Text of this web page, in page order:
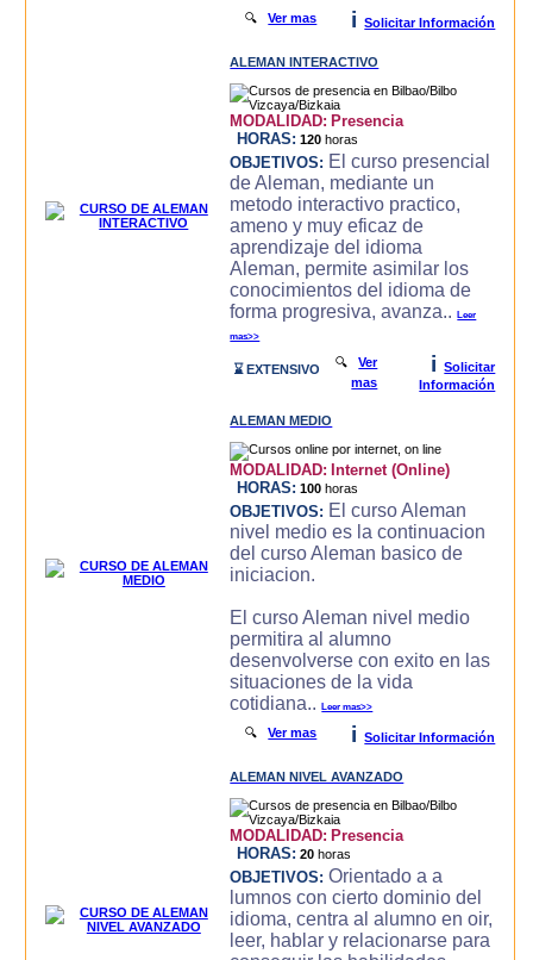
🔍Ver mas i Solicitar Información
ALEMAN INTERACTIVO
MODALIDAD: Presencia
HORAS: 120 horas
OBJETIVOS: El curso presencial
de Aleman, mediante un
metodo interactivo practico,
ameno y muy eficaz de
aprendizaje del idioma
Aleman, permite asimilar los
conocimientos del idioma de
forma progresiva, avanza..Leer
mas>>
⌛ EXTENSIVO 🔍Ver
mas
i
Solicitar
Información
ALEMAN MEDIO
MODALIDAD: Internet (Online)
HORAS: 100 horas
OBJETIVOS: El curso Aleman
nivel medio es la continuacion
del curso Aleman basico de
iniciacion.
El curso Aleman nivel medio
permitira al alumno
desenvolverse con exito en las
situaciones de la vida
cotidiana..Leer mas>>
🔍Ver mas i Solicitar Información
ALEMAN NIVEL AVANZADO
MODALIDAD: Presencia
HORAS: 20 horas
OBJETIVOS: Orientado a a
lumnos con cierto dominio del
idioma, centra al alumno en oir,
leer, hablar y relacionarse para